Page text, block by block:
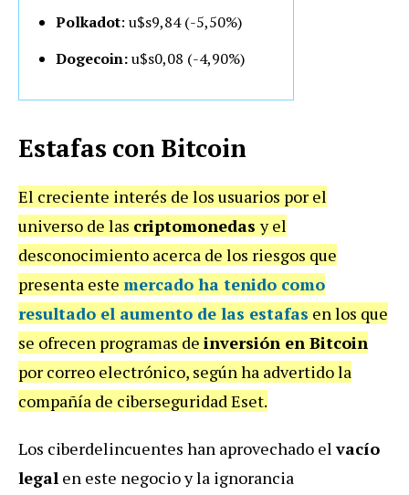
Polkadot: u$s9,84 (-5,50%)
Dogecoin:u$s0,08 (-4,90%)
Estafas con Bitcoin
El creciente interés de los usuarios por el
universo de las criptomonedasy el
desconocimiento acerca de los riesgos que
presenta este mercado ha tenido como
resultado el aumento de las estafas en los que
se ofrecen programas de inversión en Bitcoin
por correo electrónico, según ha advertido la
compañía de ciberseguridad Eset.
Los ciberdelincuentes han aprovechado elvacío
legal en este negocio y la ignorancia